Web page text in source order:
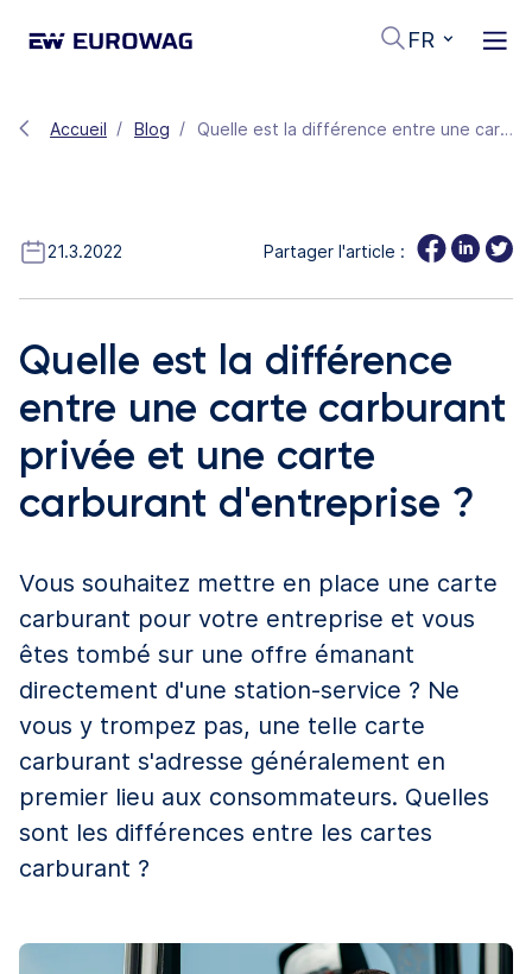
FR
Accueil Blog Quelle est la différence entre une carte carburant privée et une carte carburant d'entreprise ?
21.3.2022 Partager l'article :
Quelle est la différence
entre une carte carburant
privée et une carte
carburant d'entreprise ?
Vous souhaitez mettre en place une carte
carburant pour votre entreprise et vous
êtes tombé sur une offre émanant
directement d'une station-service ? Ne
vous y trompez pas, une telle carte
carburant s'adresse généralement en
premier lieu aux consommateurs. Quelles
sont les différences entre les cartes
carburant ?